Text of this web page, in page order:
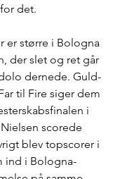
det.
er større i Bologna
der slet og ret går
dernede. Guld-
til Fire siger dem
i
scorede
blev topscorer i
ind i Bologna-